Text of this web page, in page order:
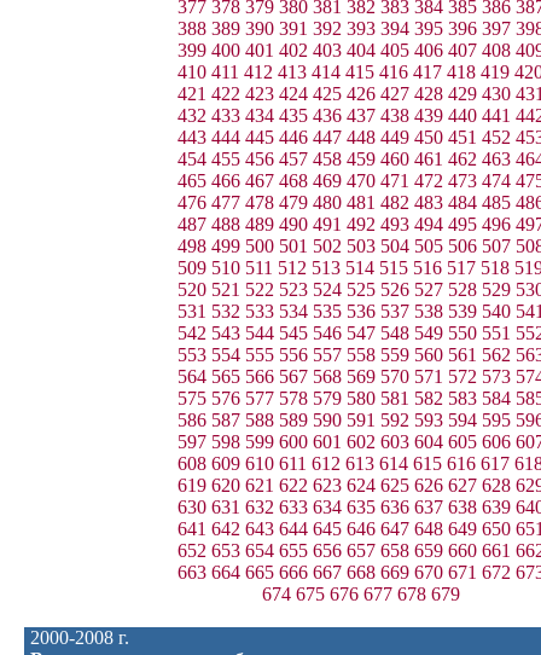
377 378 379 380 381 382 383 384 385 386
388 389 390 391 392 393 394 395 396 397
399 400 401 402 403 404 405 406 407 408
410 411 412 413 414 415 416 417 418 419
421 422 423 424 425 426 427 428 429 430
432 433 434 435 436 437 438 439 440 441
443 444 445 446 447 448 449 450 451 452
454 455 456 457 458 459 460 461 462 463
465 466 467 468 469 470 471 472 473 474
476 477 478 479 480 481 482 483 484 485
487 488 489 490 491 492 493 494 495 496
498 499 500 501 502 503 504 505 506 507
509 510 511 512 513 514 515 516 517 518
520 521 522 523 524 525 526 527 528 529
531 532 533 534 535 536 537 538 539 540
542 543 544 545 546 547 548 549 550 551
553 554 555 556 557 558 559 560 561 562
564 565 566 567 568 569 570 571 572 573
575 576 577 578 579 580 581 582 583 584
586 587 588 589 590 591 592 593 594 595
597 598 599 600 601 602 603 604 605 606
608 609 610 611 612 613 614 615 616 617
619 620 621 622 623 624 625 626 627 628
630 631 632 633 634 635 636 637 638 639
641 642 643 644 645 646 647 648 649 650
652 653 654 655 656 657 658 659 660 661
663 664 665 666 667 668 669 670 671 672
674 675 676 677 678 679
2000-2008 г.